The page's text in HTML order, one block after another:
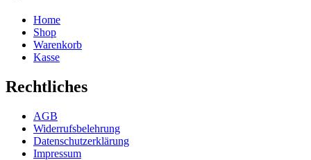
Home
Shop
Warenkorb
Kasse
Rechtliches
AGB
Widerrufsbelehrung
Datenschutzerklärung
Impressum